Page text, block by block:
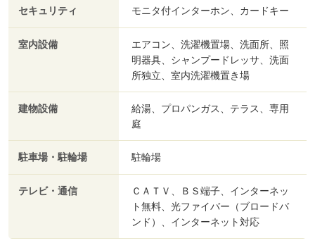
セキュリティ モニタ付インターホン、カードキー
室内設備
エアコン、洗濯機置場、洗面所、照
明器具、シャンプードレッサ、洗面
所独立、室内洗濯機置き場
建物設備
給湯、プロパンガス、テラス、専用
庭
駐車場・駐輪場 駐輪場
テレビ・通信
ＣＡＴＶ、ＢＳ端子、インターネッ
ト無料、光ファイバー（ブロードバ
ンド）、インターネット対応